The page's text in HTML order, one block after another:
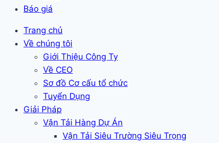
Báo giá
Trang chủ
Về chúng tôi
Giới Thiệu Công Ty
Về CEO
Sơ đồ Cơ cấu tổ chức
Tuyển Dụng
Giải Pháp
Vận Tải Hàng Dự Án
Vận Tải Siêu Trường Siêu Trọng